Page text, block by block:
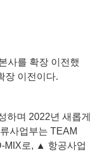
사를 확장 이전했
장 이전이다.
하며 2022년 새롭게
사업부는 TEAM
MIX로, ▲ 항공사업